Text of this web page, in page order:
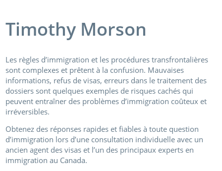
Timothy Morson
Les règles d’immigration et les procédures transfrontalières
sont complexes et prêtent à la confusion. Mauvaises
informations, refus de visas, erreurs dans le traitement des
dossiers sont quelques exemples de risques cachés qui
peuvent entraîner des problèmes d’immigration coûteux et
irréversibles.
Obtenez des réponses rapides et fiables à toute question
d’immigration lors d’une consultation individuelle avec un
ancien agent des visas et l’un des principaux experts en
immigration au Canada.